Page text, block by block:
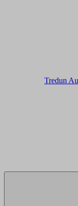
Tredun